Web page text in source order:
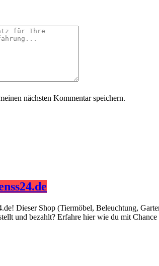
nächsten Kommentar speichern.
Dieser Shop (Tiermöbel, Beleuchtung,
und bezahlt? Erfahre hier wie du mit